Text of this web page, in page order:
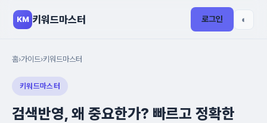
KM 키워드마스터 로그인 ◐
홈›가이드›키워드마스터
키워드마스터
검색반영, 왜 중요한가? 빠르고 정확한